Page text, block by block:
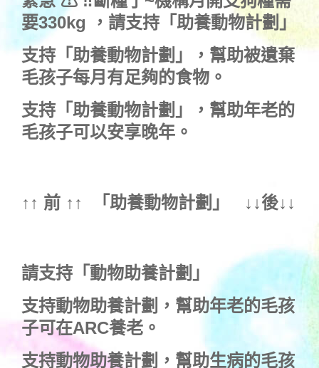
要330kg ， 請支持「助養動物計劃」
支持 「助養動物計劃」
，幫助被遺棄
毛孩子每月有足夠的食物。
支持 「助養動物計劃」
，幫助年老的
毛孩子可以安享晚年。
↑↑ 前 ↑↑ 「助養動物計劃 」 ↓↓後↓↓
請支持「動物助養計劃」
支持動物助養計劃，幫助年老的毛孩
子可在ARC養老。
支持動物助養計劃，幫助生病的毛孩